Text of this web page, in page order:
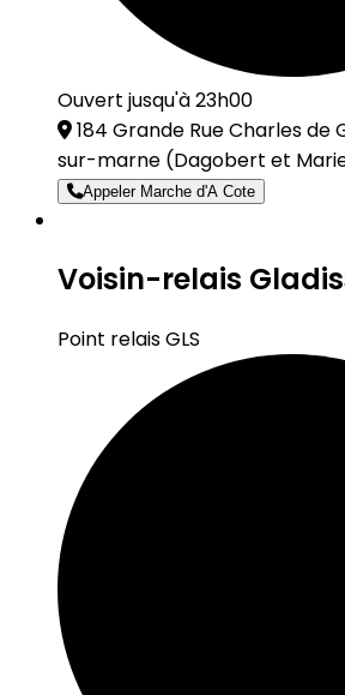
Ouvert jusqu'à 23h00
184 Grande Rue Charles de
sur-marne (Dagobert et
Appeler Marche d'A Cote
Voisin-relais
Point relais GLS